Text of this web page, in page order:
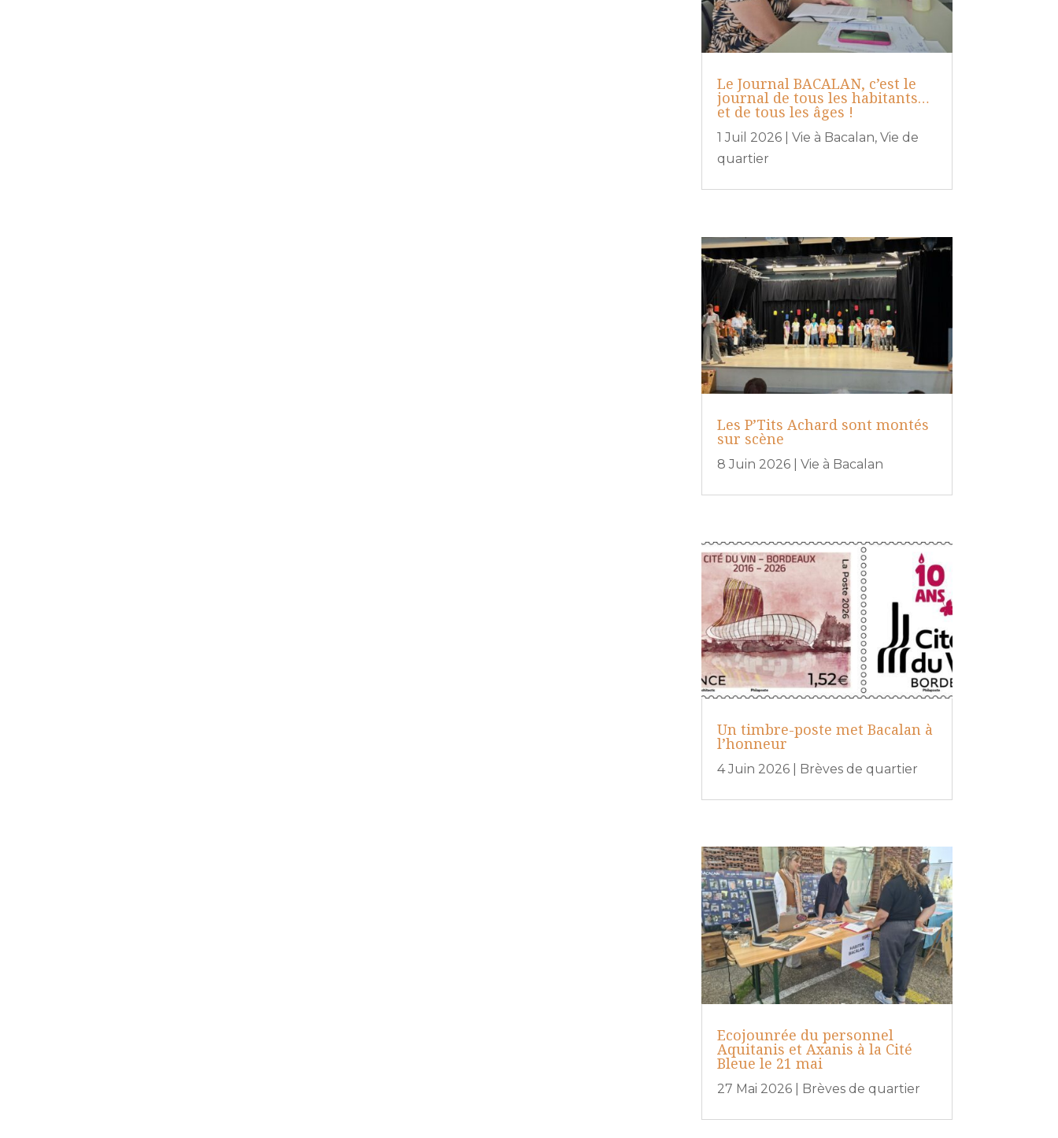
Le Journal BACALAN, c’est le
journal de tous les habitants…
et de tous les âges !
1 Juil 2026| Vie à Bacalan, Vie de
quartier
Les P’Tits Achard sont montés
sur scène
8 Juin 2026| Vie à Bacalan
Un timbre-poste met Bacalan à
l’honneur
4 Juin 2026| Brèves de quartier
Ecojounrée du personnel
Aquitanis et Axanis à la Cité
Bleue le 21 mai
27 Mai 2026| Brèves de quartier